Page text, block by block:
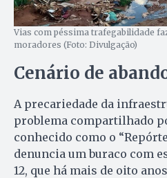
Vias com péssima trafegabilidade
moradores (Foto: Divulgação)
Cenário de
A precariedade da
problema compartilhado
conhecido como o
denuncia um buraco com
12, que há mais de oito